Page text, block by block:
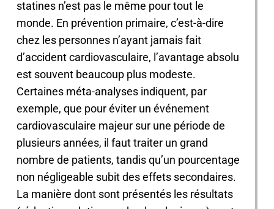
statines n’est pas le même pour tout le
monde. En prévention primaire, c’est-à-dire
chez les personnes n’ayant jamais fait
d’accident cardiovasculaire, l’avantage absolu
est souvent beaucoup plus modeste.
Certaines méta-analyses indiquent, par
exemple, que pour éviter un événement
cardiovasculaire majeur sur une période de
plusieurs années, il faut traiter un grand
nombre de patients, tandis qu’un pourcentage
non négligeable subit des effets secondaires.
La manière dont sont présentés les résultats